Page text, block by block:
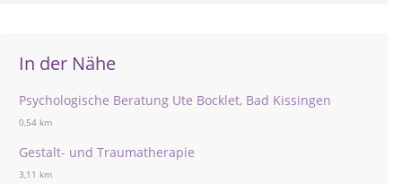
In der Nähe
Psychologische Beratung Ute Bocklet, Bad Kissingen
0,54 km
Gestalt- und Traumatherapie
3,11 km